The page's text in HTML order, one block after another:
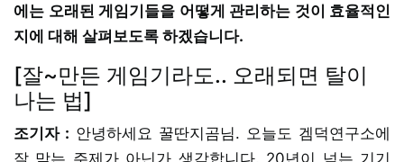
에는 오래된 게임기들을 어떻게 관리하는 것이 효율적인
지에 대해 살펴보도록 하겠습니다.
[잘~만든 게임기라도.. 오래되면 탈이
나는 법]
조기자 : 안녕하세요 꿀딴지곰님. 오늘도 겜덕연구소에
잘 맞는 주제가 아닌가 생각합니다. 20년이 넘는 기기